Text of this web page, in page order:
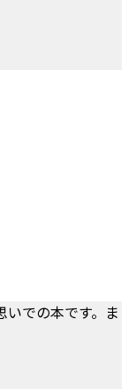
での本です。ま